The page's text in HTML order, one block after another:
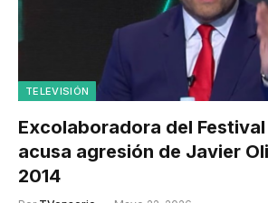
TELEVISIÓN
Excolaboradora del
acusa agresión de Javier
2014